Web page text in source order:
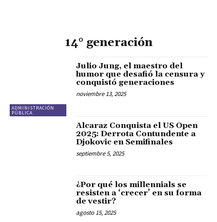
14° generación
ADMINISTRACIÓN
PÚBLICA
Julio Jung, el maestro del
humor que desafió la censura y
conquistó generaciones
noviembre 13, 2025
Alcaraz Conquista el US Open
2025: Derrota Contundente a
Djokovic en Semifinales
septiembre 5, 2025
¿Por qué los millennials se
resisten a ‘crecer’ en su forma
de vestir?
agosto 15, 2025